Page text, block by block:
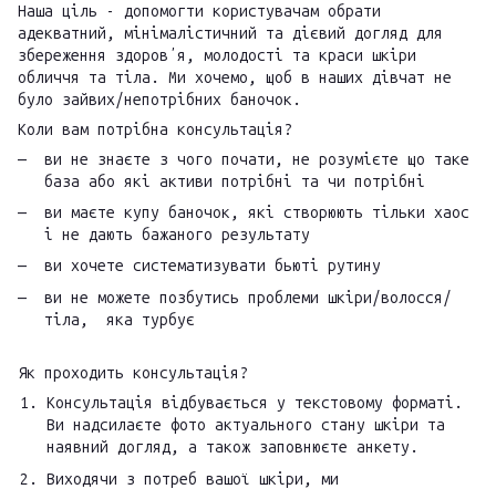
Наша ціль - допомогти користувачам обрати
адекватний, мінімалістичний та дієвий догляд для
збереження здоровʼя, молодості та краси шкіри
обличчя та тіла. Ми хочемо, щоб в наших дівчат не
було зайвих/непотрібних баночок.
Коли вам потрібна консультація?
ви не знаєте з чого почати, не розумієте що таке
база або які активи потрібні та чи потрібні
ви маєте купу баночок, які створюють тільки хаос
і не дають бажаного результату
ви хочете систематизувати бьюті рутину
ви не можете позбутись проблеми шкіри/волосся/
тіла, яка турбує
Як проходить консультація?
Консультація відбувається у текстовому форматі.
Ви надсилаєте фото актуального стану шкіри та
наявний догляд, а також заповнюєте анкету.
Виходячи з потреб вашої шкіри, ми